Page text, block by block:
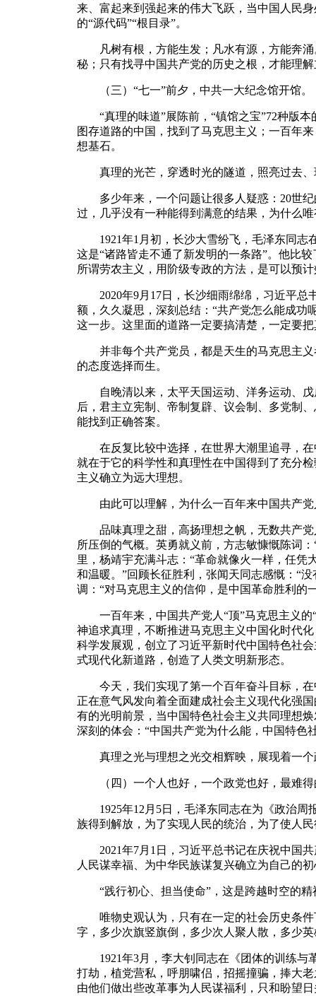
来、富起来到强起来的伟大飞跃，当中国人民
的“源代码”“根目录”。
凡树有根，方能生发；凡水有源，方能奔涌
秘；只有找寻中国共产党的历史之根，才能理
（三）“七一”前夕，中共一大纪念馆开馆。
“真理的味道”展陈前，“镇馆之宝”72种版本
图存道路的中国，找到了马克思主义；一百年
想基石。
真理的光芒，穿透时光的隧道，照亮过去、
多少年来，一个问题让很多人疑惑：20世纪
过，几乎没有一种能得到满意的结果，为什么
1921年1月初，长沙大雪纷飞，毛泽东同志
这是“诸路皆走不通了新发明的一条路”。他比
所谓劳农主义，用阶级专政的方法，是可以预
2020年9月17日，长沙细雨绵绵，习近平总
额，久久凝思，深刻总结：“共产党怎么能成功
这一步。这里面的道路一定要搞清楚，一定要
并非每个共产党员，都是天生的马克思主义
的态度选择而生。
自晚清以来，太平天国运动、洋务运动、戊
后，君主立宪制、帝制复辟、议会制、多党制
能找到正确答案。
在反复比较中选择，在世界大潮里追寻，在
就在于它的科学性和真理性在中国得到了充分
主义确立为远大理想。
由此可以理解，为什么一百年来中国共产党
品味真理之甜，高扬理想之帆，无数共产党
所压倒的气概。英勇就义前，方志敏慷慨陈词
里，杨靖宇充满斗志：“革命就像火一样，任
和温暖。”回顾长征胜利，张闻天同志感慨：“
调：“对马克思主义的信仰，是中国革命胜利的
一百年来，中国共产党人“顶”马克思主义的“
神追求真理，不断推进马克思主义中国化时代
科学发展观，创立了习近平新时代中国特色社
式现代化新道路，创造了人类文明新形态。
今天，我们实现了第一个百年奋斗目标，在
正在意气风发向着全面建成社会主义现代化强
有的光明前景，当中国特色社会主义共同理想
深刻的体会：“中国共产党为什么能，中国特色
真理之光与理想之光交相辉映，展现着一个
（四）一个人也好，一个政党也好，最难得
1925年12月5日，毛泽东同志在为《政治周
族得到解放，为了实现人民的统治，为了使人
2021年7月1日，习近平总书记在庆祝中国共
人民谋幸福、为中华民族谋复兴确立为自己的
“践行初心、担当使命”，这是跨越时空的精
唯物史观认为，只有在一定的社会历史条件
字，多少次旗竖旗倒，多少次人聚人散，多少
1921年3月，李大钊同志在《团体的训练与
打劫，植党营私，呼朋啸侣，招摇撞骗，捧大
由他们做出些改革事为人民谋福利，只和盼望